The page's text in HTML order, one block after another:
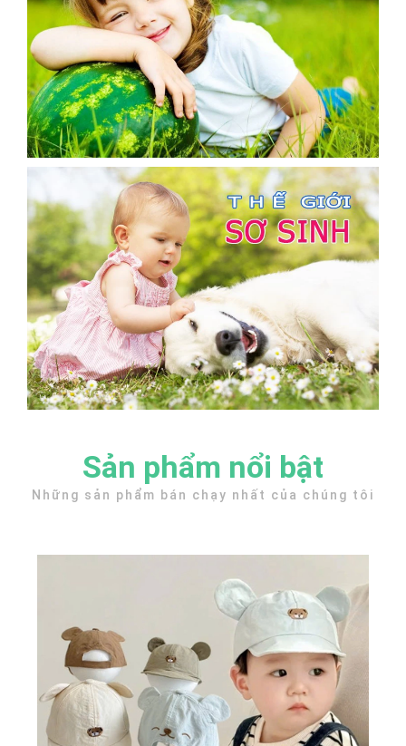
Sản phẩm nổi bật
Những sản phẩm bán chạy nhất của chúng tôi